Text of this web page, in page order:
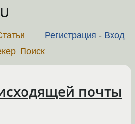
Регистрация - Вход
Поиск
почты